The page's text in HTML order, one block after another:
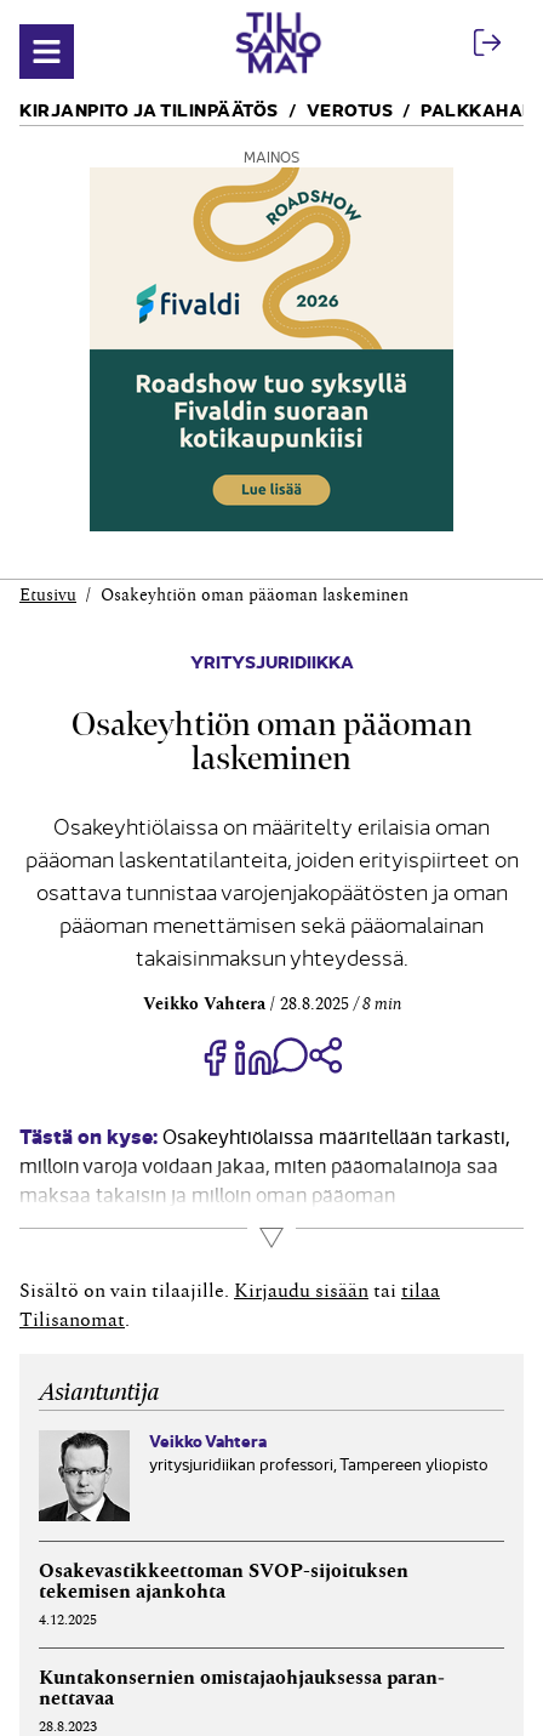
Avaa valikko
KIRJANPITO JA TILINPÄÄTÖS VEROTUS
MAINOS
Etusivu Osake­yhtiön oman pää­oman laskeminen
YRITYSJURIDIIKKA
Osake­yhtiön oman pää­oman
laskeminen
Osakeyhtiölaissa on määritelty erilaisia oman
pääoman laskentatilanteita, joiden erityispiirteet on
osattava tunnistaa varojenjakopäätösten ja oman
pääoman menettämisen sekä pääomalainan
takaisinmaksun yhteydessä.
Veikko Vahtera 28.8.2025 8 min
Jaa Share on Facebook
Jaa Share on LinkedIn
Jaa WhatsApp-viestinä
Tästä on kyse:Osakeyhtiölaissa määritellään tarkasti,
milloin varoja voidaan jakaa, miten pääomalainoja saa
maksaa takaisin ja milloin oman pääoman
menettäminen johtaa ilmoitusvelvollisuuteen.
Jaettavissa oleva oma pääoma varojenjaon yhteydessä
Kun osakeyhtiössä tehdään mikä tahansa
varojenjakopäätös, kuten osingonjako, pääomanpalautus
Lue lisää
Sisältö on vain tilaajille. Kirjaudu sisään tai tilaa
Tilisanomat
Asiantuntija
Veikko Vahtera
yritysjuridiikan professori, Tampereen yliopisto
Osake­vastikkeettoman SVOP-sijoituksen
tekemisen ajankohta
4.12.2025
Kunta­konsernien omistaja­ohjauksessa paran­
nettavaa
28.8.2023